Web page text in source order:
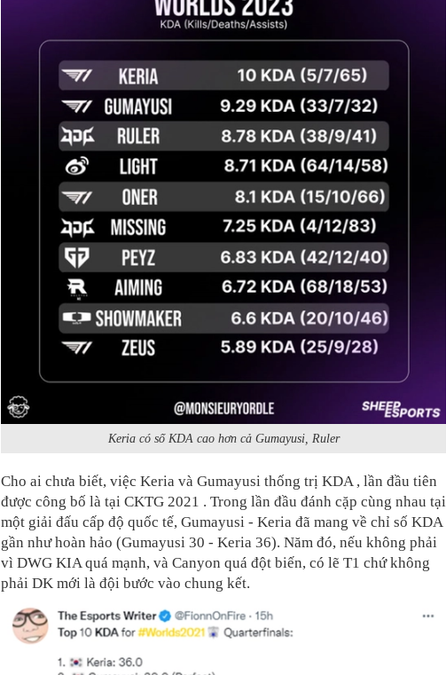
Keria có số KDA cao hơn cả Gumayusi, Ruler
Cho ai chưa biết, việc Keria và Gumayusi thống trị KDA , lần đầu tiên
được công bố là tại CKTG 2021 . Trong lần đầu đánh cặp cùng nhau tại
một giải đấu cấp độ quốc tế, Gumayusi - Keria đã mang về chỉ số KDA
gần như hoàn hảo (Gumayusi 30 - Keria 36). Năm đó, nếu không phải
vì DWG KIA quá mạnh, và Canyon quá đột biến, có lẽ T1 chứ không
phải DK mới là đội bước vào chung kết.